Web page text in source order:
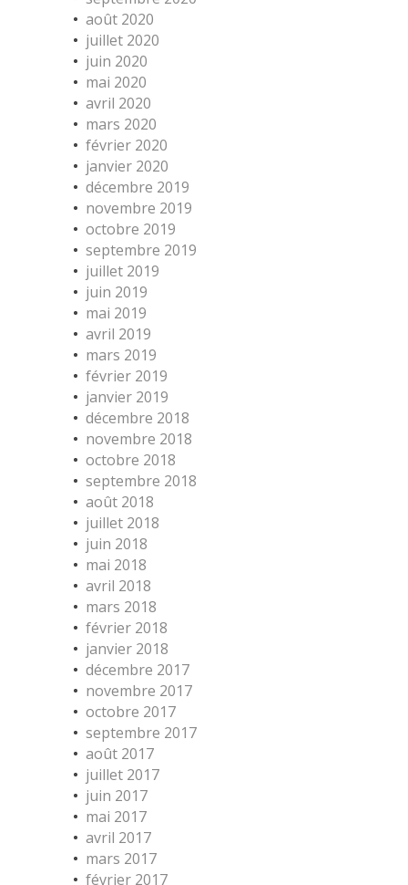
août 2020
juillet 2020
juin 2020
mai 2020
avril 2020
mars 2020
février 2020
janvier 2020
décembre 2019
novembre 2019
octobre 2019
septembre 2019
juillet 2019
juin 2019
mai 2019
avril 2019
mars 2019
février 2019
janvier 2019
décembre 2018
novembre 2018
octobre 2018
septembre 2018
août 2018
juillet 2018
juin 2018
mai 2018
avril 2018
mars 2018
février 2018
janvier 2018
décembre 2017
novembre 2017
octobre 2017
septembre 2017
août 2017
juillet 2017
juin 2017
mai 2017
avril 2017
mars 2017
février 2017